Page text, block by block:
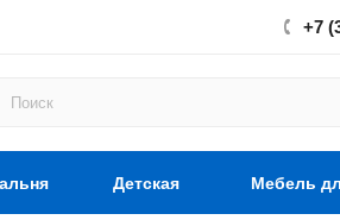
+7
Детская Мебель